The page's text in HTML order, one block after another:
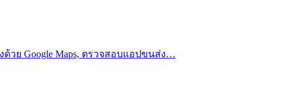
วย Google Maps, ตรวจสอบแอปขนส่ง…